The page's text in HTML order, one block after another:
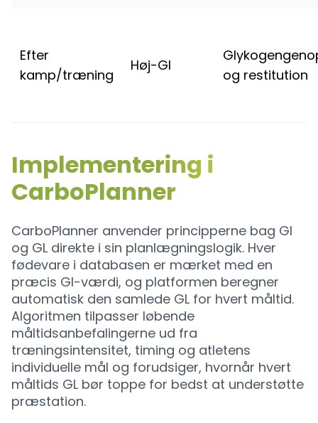
Efter
kamp/træning
Høj-GI
og restitution
Implementering i
CarboPlanner
CarboPlanner anvender principperne bag GI
og GL direkte i sin planlægningslogik. Hver
fødevare i databasen er mærket med en
præcis GI-værdi, og platformen beregner
automatisk den samlede GL for hvert måltid.
Algoritmen tilpasser løbende
måltidsanbefalingerne ud fra
træningsintensitet, timing og atletens
individuelle mål og forudsiger, hvornår hvert
måltids GL bør toppe for bedst at understøtte
præstation.